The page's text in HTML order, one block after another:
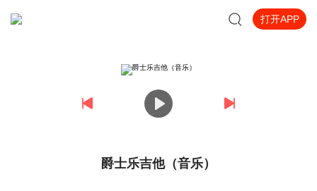
打开APP
爵士乐吉他（音乐）